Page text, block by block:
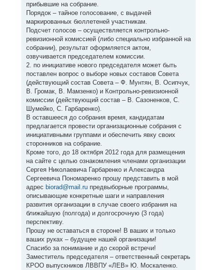
прибывшие на собрание.
Порядок – тайное голосование, с выдачей
маркированных бюллетеней участникам.
Подсчет голосов – осуществляется контрольно-
ревизионной комиссией (либо специально избранной на
собрании), результат оформляется актом,
озвучивается председателем комиссии.
2. по инициативе нового председателя может быть
поставлен вопрос о выборе новых составов Совета
(действующий состав Совета – Ф. Мунтян, В. Осипчук,
В. Громак, В. Мамзенко) и Контрольно-ревизионной
комиссии (действующий состав – В. Сазоненков, С.
Шумейко, С. Гарбаренко).
В оставшееся до собрания время, кандидатам
предлагается провести организационные собрания с
инициативными группами и обеспечить явку своих
сторонников на собрание.
Кроме того, до 18 октября 2012 года для размещения
на сайте с целью ознакомления членами организации
Сергея Николаевича Гарбаренко и Александра
Сергеевича Пономаренко прошу представить в мой
адрес biorad@mail.ruпредвыборные программы,
описывающие конкретные шаги и направления
развития организации в случае своего избрания на
ближайшую (полгода) и долгосрочную (3 года)
перспективу.
Прошу не оставаться в стороне! В ваших и только
ваших руках – будущее нашей организации!
Спасибо за понимание и до скорой встречи!
Заместитель председателя – ответственный секретарь
КРОО выпускников ЛВВПУ «ЛЕВ» Ю. Москаленко.